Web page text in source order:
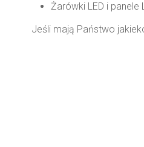
Żarówki LED i
Jeśli mają Państwo